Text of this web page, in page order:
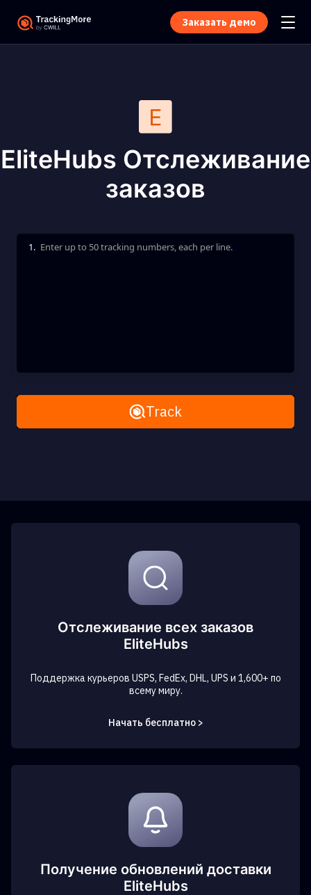
Заказать демо
EliteHubs Отслеживание
заказов
Enter up to 50 tracking numbers, each per line.
1.
Remove AllTrack
Отслеживание всех заказов
EliteHubs
Поддержка курьеров USPS, FedEx, DHL, UPS и 1,600+ по
всему миру.
Начать бесплатно >
Получение обновлений доставки
EliteHubs